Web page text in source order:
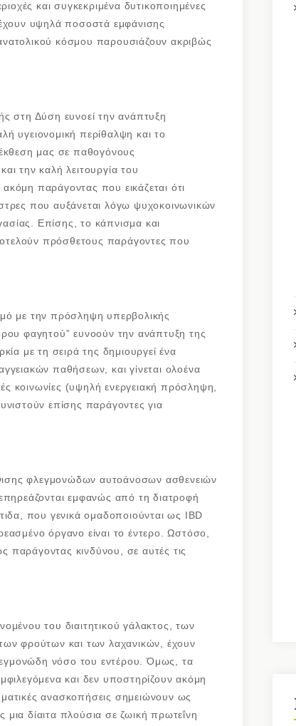
και συγκεκριμένα δυτικοποιημένες
υψηλά ποσοστά εμφάνισης
κόσμου παρουσιάζουν ακριβώς
στη Δύση ευνοεί την ανάπτυξη
υγειονομική περίθαλψη και το
μας σε παθογόνους
την καλή λειτουργία του
παράγοντας που εικάζεται ότι
που αυξάνεται λόγω ψυχοκοινωνικών
Επίσης, το κάπνισμα και
πρόσθετους παράγοντες που
με την πρόσληψη υπερβολικής
φαγητού” ευνοούν την ανάπτυξη της
με τη σειρά της δημιουργεί ένα
παθήσεων, και γίνεται ολοένα
κοινωνίες (υψηλή ενεργειακή πρόσληψη,
επίσης παράγοντες για
φλεγμονώδων αυτοάνοσων ασθενειών
εμφανώς από τη διατροφή
που γενικά ομαδοποιούνται ως IBD
όργανο είναι το έντερο. Ωστόσο,
παράγοντας κινδύνου, σε αυτές τις
του διαιτητικού γάλακτος, των
φρούτων και των λαχανικών, έχουν
νόσο του εντέρου. Όμως, τα
και δεν υποστηρίζουν ακόμη
ανασκοπήσεις σημειώνουν ως
δίαιτα πλούσια σε ζωική πρωτεΐνη